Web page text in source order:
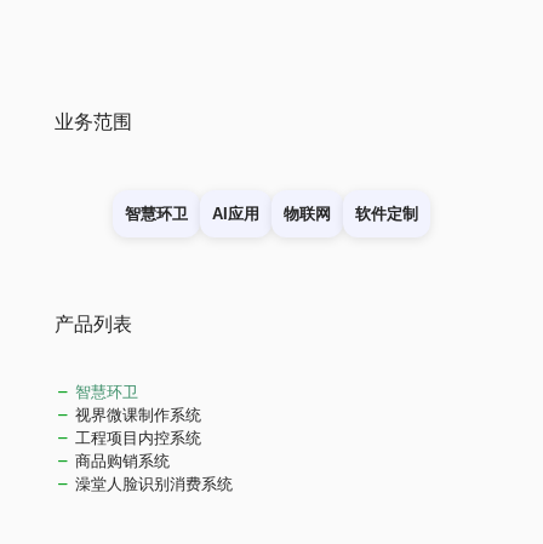
业务范围
智慧环卫 AI应用 物联网 软件定制
产品列表
智慧环卫
视界微课制作系统
工程项目内控系统
商品购销系统
澡堂人脸识别消费系统